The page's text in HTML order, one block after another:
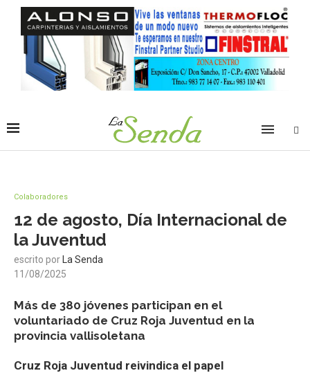
Colaboradores
12 de agosto, Día Internacional de
la Juventud
escrito por
La Senda
11/08/2025
Más de 380 jóvenes participan en el
voluntariado de Cruz Roja Juventud en la
provincia vallisoletana
Cruz Roja Juventud reivindica el papel